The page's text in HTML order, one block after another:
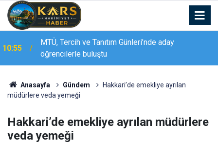
MTÜ, Tercih ve Tanıtım Günleri’nde aday
öğrencilerle buluştu
10:53
İlyas Mahallesi’nde ’Yeşilyurt Yaz Akşamları’
coşkusu yaşandı
Anasayfa Gündem
Hakkari’de emekliye ayrılan
müdürlere veda yemeği
Hakkari’de emekliye ayrılan müdürlere
veda yemeği